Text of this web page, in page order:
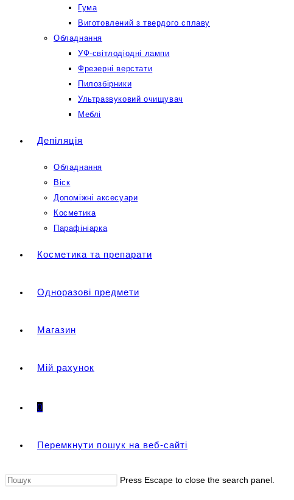
Гума
Виготовлений з твердого сплаву
Обладнання
УФ-світлодіодні лампи
Фрезерні верстати
Пилозбірники
Ультразвуковий очищувач
Меблі
Депіляція
Обладнання
Віск
Допоміжні аксесуари
Косметика
Парафініарка
Косметика та препарати
Одноразові предмети
Магазин
Мій рахунок
0
Перемкнути пошук на веб-сайті
Press Escape to close the search panel.